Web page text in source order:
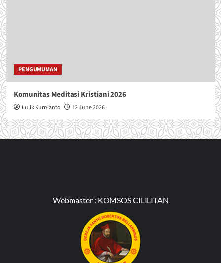
PENGUMUMAN
Komunitas Meditasi Kristiani 2026
Lulik Kurnianto 12 June 2026
Webmaster : KOMSOS CILILITAN